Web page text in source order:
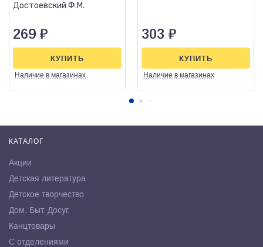
Достоевский Ф.М.
269 ₽
Наличие в магазинах
КУПИТЬ
303 ₽
Наличие в магазинах
КУПИТЬ
КАТАЛОГ
Акции
Детская литература
Детское творчество
Дом. Быт. Досуг.
Канцтовары
С отделениями